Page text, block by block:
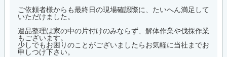
ご依頼者様からも最終日の現場確認際に、たいへん満足して
いただけました。
遺品整理は家の中の片付けのみならず、解体作業や伐採作業
もございます。
少しでもお困りのことがございましたらお気軽に当社までお
申しつけ下さい。